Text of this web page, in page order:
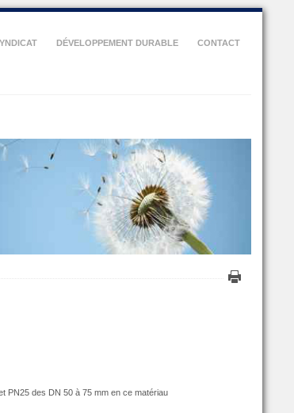
DÉVELOPPEMENT DURABLE CONTACT
PN25 des DN 50 à 75 mm en ce matériau